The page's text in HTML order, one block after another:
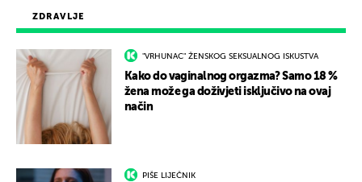
ZDRAVLJE
"VRHUNAC" ŽENSKOG SEKSUALNOG ISKUSTVA
Kako do vaginalnog orgazma? Samo 18 %
žena može ga doživjeti isključivo na ovaj
način
PIŠE LIJEČNIK